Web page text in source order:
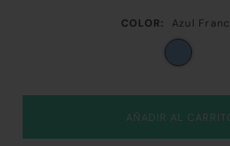
COLOR: Azul